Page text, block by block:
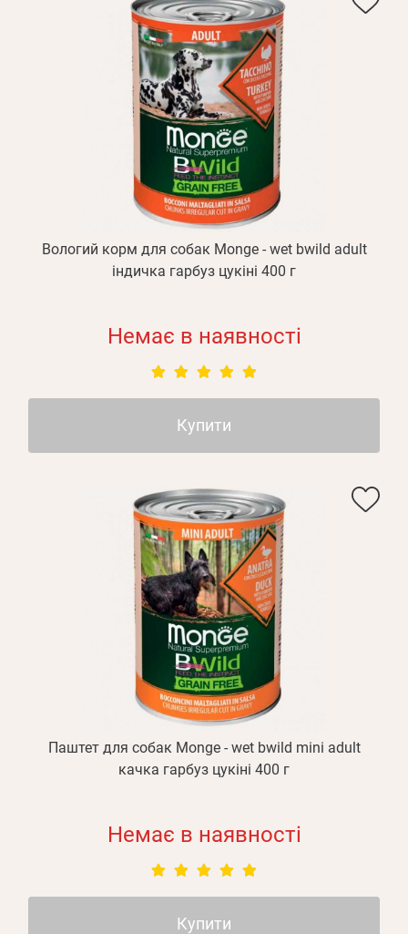
Вологий корм для собак Monge - wet bwild adult
індичка гарбуз цукіні 400 г
Немає в наявності
Купити
Паштет для собак Monge - wet bwild mini adult
качка гарбуз цукіні 400 г
Немає в наявності
Купити